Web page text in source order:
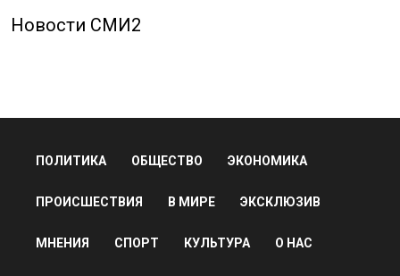
Новости СМИ2
ПОЛИТИКА ОБЩЕСТВО ЭКОНОМИКА
ПРОИСШЕСТВИЯ В МИРЕ ЭКСКЛЮЗИВ
МНЕНИЯ СПОРТ КУЛЬТУРА О НАС